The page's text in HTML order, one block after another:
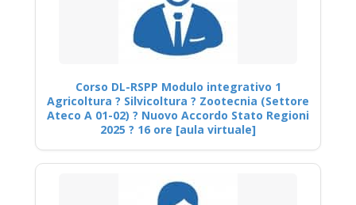
Corso DL-RSPP Modulo integrativo 1
Agricoltura ? Silvicoltura ? Zootecnia (Settore
Ateco A 01-02) ? Nuovo Accordo Stato Regioni
2025 ? 16 ore [aula virtuale]